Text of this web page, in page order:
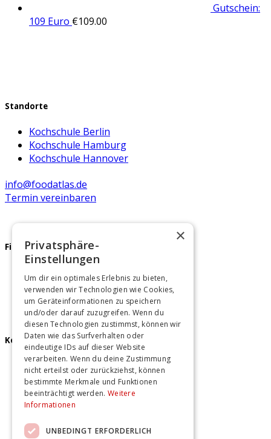
Gutschein:
109 Euro €109.00
Standorte
Kochschule Berlin
Kochschule Hamburg
Kochschule Hannover
info@foodatlas.de
Termin vereinbaren
Firmenfeier
Teamevents Berlin
Teamevents Hamburg
Teamevents Hannover
Kochkurse
Kochkurse Berlin
Kochkurse Hamburg
Kochkurse Hannover
×
Privatsphäre-
Einstellungen
Um dir ein optimales Erlebnis zu bieten,
verwenden wir Technologien wie Cookies,
um Geräteinformationen zu speichern
und/oder darauf zuzugreifen. Wenn du
diesen Technologien zustimmst, können wir
Daten wie das Surfverhalten oder
eindeutige IDs auf dieser Website
verarbeiten. Wenn du deine Zustimmung
nicht erteilst oder zurückziehst, können
bestimmte Merkmale und Funktionen
beeinträchtigt werden. Weitere
Informationen
UNBEDINGT ERFORDERLICH